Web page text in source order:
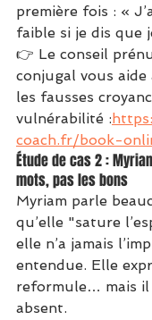
première fois : «
faible si je dis que
👉 Le conseil
conjugal vous
les fausses
vulnérabilité :
coach.fr/book-
Étude de cas 2 :
mots, pas les bons
Myriam parle
qu’elle "sature
elle n’a jamais
entendue. Elle
reformule… mais il
absent.